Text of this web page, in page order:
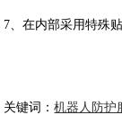
7、在内部采用特殊
关键词：机器人防护